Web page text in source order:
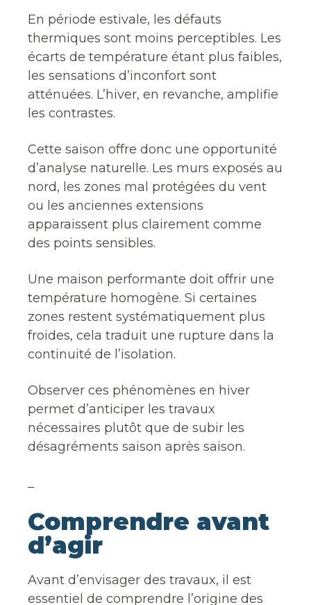
En période estivale, les défauts
thermiques sont moins perceptibles. Les
écarts de température étant plus faibles,
les sensations d’inconfort sont
atténuées. L’hiver, en revanche, amplifie
les contrastes.
Cette saison offre donc une opportunité
d’analyse naturelle. Les murs exposés au
nord, les zones mal protégées du vent
ou les anciennes extensions
apparaissent plus clairement comme
des points sensibles.
Une maison performante doit offrir une
température homogène. Si certaines
zones restent systématiquement plus
froides, cela traduit une rupture dans la
continuité de l’isolation.
Observer ces phénomènes en hiver
permet d’anticiper les travaux
nécessaires plutôt que de subir les
désagréments saison après saison.
Comprendre avant
d’agir
Avant d’envisager des travaux, il est
essentiel de comprendre l’origine des